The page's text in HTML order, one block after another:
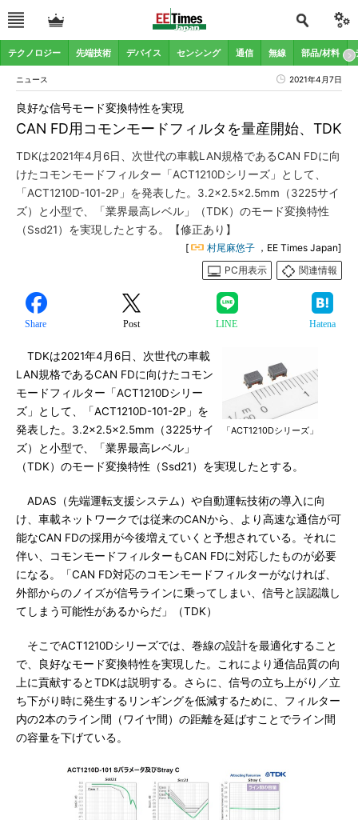
テクノロジー 先端技術 デバイス センシング 通信 無線 部品/材料
ニュース 2021年4月7日
CAN FD用コモンモードフィルタを量産開始、TDK
良好な信号モード変換特性を実現
TDKは2021年4月6日、次世代の車載LAN規格であるCAN FDに向
けたコモンモードフィルター「ACT1210Dシリーズ」として、
「ACT1210D-101-2P」を発表した。3.2×2.5×2.5mm（3225サイ
ズ）と小型で、「業界最高レベル」（TDK）のモード変換特性
（Ssd21）を実現したとする。【修正あり】
[ 村尾麻悠子 ，EE Times Japan]
PC用表示
関連情報
Share Post LINE Hatena
「ACT1210Dシリーズ」
TDKは2021年4月6日、次世代の車載
LAN規格であるCAN FDに向けたコモン
モードフィルター「ACT1210Dシリー
ズ」として、「ACT1210D-101-2P」を
発表した。3.2×2.5×2.5mm（3225サイ
ズ）と小型で、「業界最高レベル」
（TDK）のモード変換特性（Ssd21）を実現したとする。
ADAS（先端運転支援システム）や自動運転技術の導入に向
け、車載ネットワークでは従来のCANから、より高速な通信が可
能なCAN FDの採用が今後増えていくと予想されている。それに
伴い、コモンモードフィルターもCAN FDに対応したものが必要
になる。「CAN FD対応のコモンモードフィルターがなければ、
外部からのノイズが信号ラインに乗ってしまい、信号と誤認識し
てしまう可能性があるからだ」（TDK）
そこでACT1210Dシリーズでは、巻線の設計を最適化すること
で、良好なモード変換特性を実現した。これにより通信品質の向
上に貢献するとTDKは説明する。さらに、信号の立ち上がり／立
ち下がり時に発生するリンギングを低減するために、フィルター
内の2本のライン間（ワイヤ間）の距離を延ばすことでライン間
の容量を下げている。